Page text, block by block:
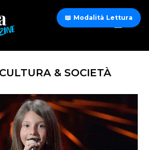
& SOCIETÀ
📖 Modalità Lettura